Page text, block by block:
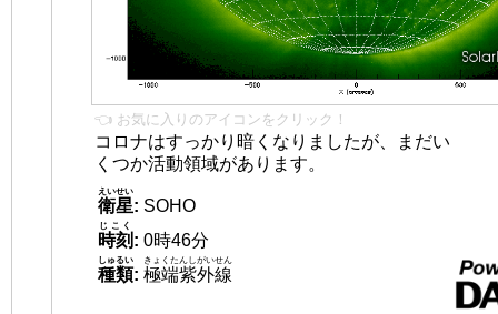
👈 お気に入りのアイコンをクリック！
コロナはすっかり暗くなりましたが、まだい
くつか活動領域があります。
衛星
えいせい
: SOHO
時刻
じこく
: 0時46分
種類
しゅるい
: 極端紫外線
きょくたんしがいせん